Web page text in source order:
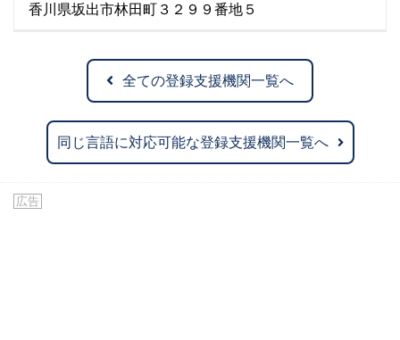
香川県坂出市林田町３２９９番地５
全ての登録支援機関一覧へ
同じ言語に対応可能な登録支援機関一覧へ
広告